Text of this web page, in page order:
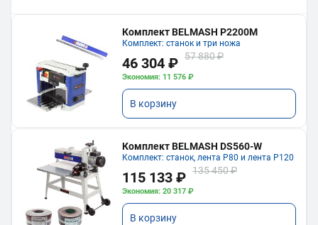
Комплект BELMASH P2200M
Комплект: станок и три ножа
46 304 ₽ 57 880 ₽
Экономия: 11 576 ₽
В корзину
Комплект BELMASH DS560-W
Комплект: станок, лента P80 и лента P120
115 133 ₽ 135 450 ₽
Экономия: 20 317 ₽
В корзину